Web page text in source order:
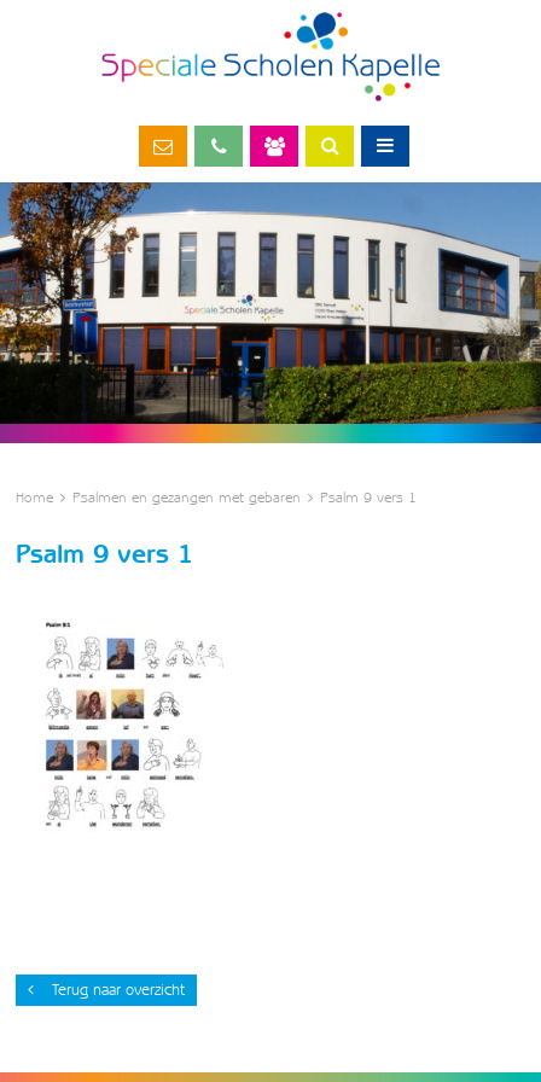
Home Psalmen en gezangen met gebaren Psalm 9 vers 1
Psalm 9 vers 1
Terug naar overzicht